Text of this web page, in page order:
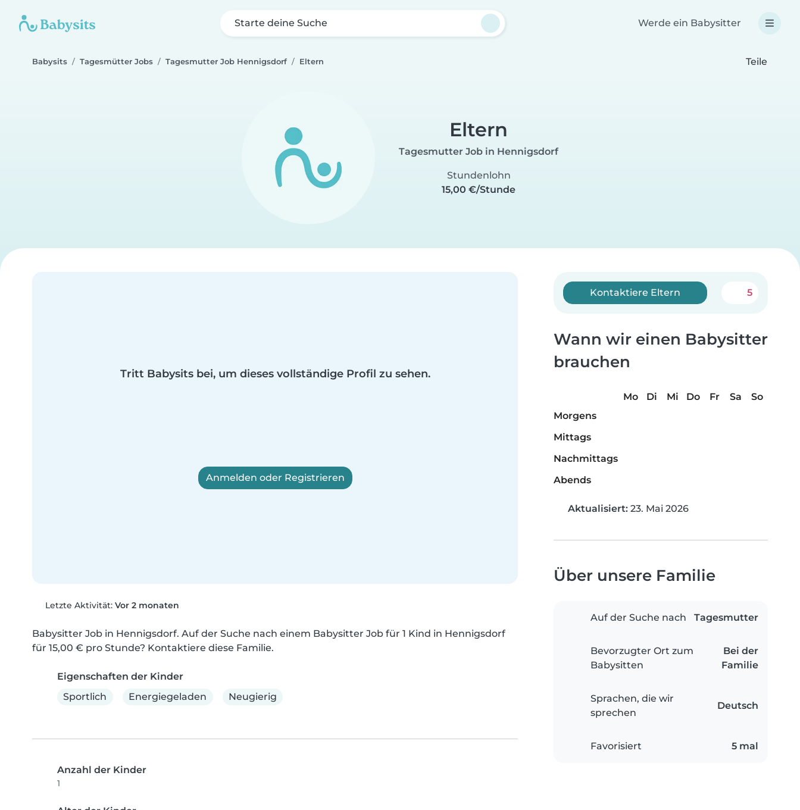
Starte deine Suche Werde ein Babysitter
Babysits Tagesmütter Jobs Tagesmutter Job Hennigsdorf Eltern Teile
Eltern
Tagesmutter Job in Hennigsdorf
Stundenlohn
15,00 €/Stunde
Tritt Babysits bei, um dieses vollständige Profil zu sehen.
Anmelden oder Registrieren
Letzte Aktivität: Vor 2 monaten
Babysitter Job in Hennigsdorf. Auf der Suche nach einem Babysitter Job für 1 Kind in Hennigsdorf
für 15,00 € pro Stunde? Kontaktiere diese Familie.
Eigenschaften der Kinder
Sportlich
Energiegeladen Neugierig
Anzahl der Kinder
1
Kontaktiere Eltern 5
Wann wir einen Babysitter
brauchen
Mo Di Mi Do Fr Sa
So
Morgens
Mittags
Nachmittags
Abends
Aktualisiert: 23. Mai 2026
Über unsere Familie
Auf der Suche nach Tagesmutter
Bevorzugter Ort zum
Babysitten
Bei der
Familie
Sprachen, die wir
sprechen
Deutsch
Favorisiert 5 mal